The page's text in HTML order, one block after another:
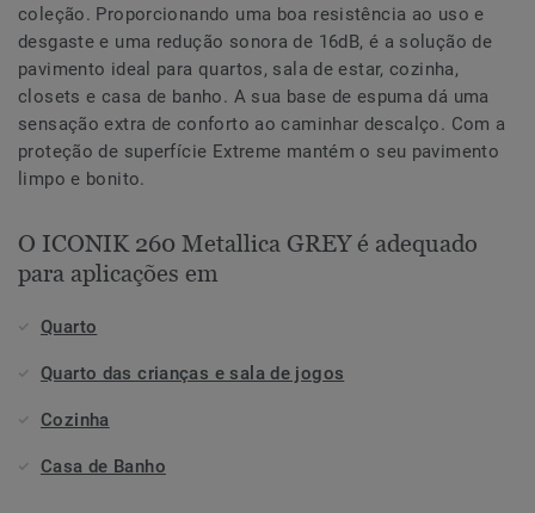
coleção. Proporcionando uma boa resistência ao uso e
desgaste e uma redução sonora de 16dB, é a solução de
pavimento ideal para quartos, sala de estar, cozinha,
closets e casa de banho. A sua base de espuma dá uma
sensação extra de conforto ao caminhar descalço. Com a
proteção de superfície Extreme mantém o seu pavimento
limpo e bonito.
O ICONIK 260 Metallica GREY é adequado
para aplicações em
Quarto
Quarto das crianças e sala de jogos
Cozinha
Casa de Banho